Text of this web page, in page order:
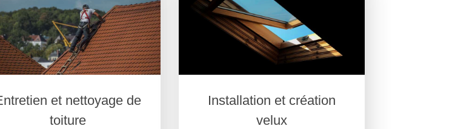
et nettoyage de
toiture
Installation et création
velux